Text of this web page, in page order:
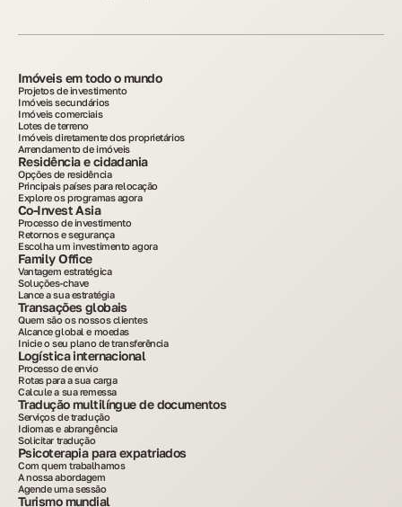
Imóveis em todo o mundo
Projetos de investimento
Imóveis secundários
Imóveis comerciais
Lotes de terreno
Imóveis diretamente dos proprietários
Arrendamento de imóveis
Residência e cidadania
Opções de residência
Principais países para relocação
Explore os programas agora
Co-Invest Asia
Processo de investimento
Retornos e segurança
Escolha um investimento agora
Family Office
Vantagem estratégica
Soluções-chave
Lance a sua estratégia
Transações globais
Quem são os nossos clientes
Alcance global e moedas
Inicie o seu plano de transferência
Logística internacional
Processo de envio
Rotas para a sua carga
Calcule a sua remessa
Tradução multilíngue de documentos
Serviços de tradução
Idiomas e abrangência
Solicitar tradução
Psicoterapia para expatriados
Com quem trabalhamos
A nossa abordagem
Agende uma sessão
Turismo mundial